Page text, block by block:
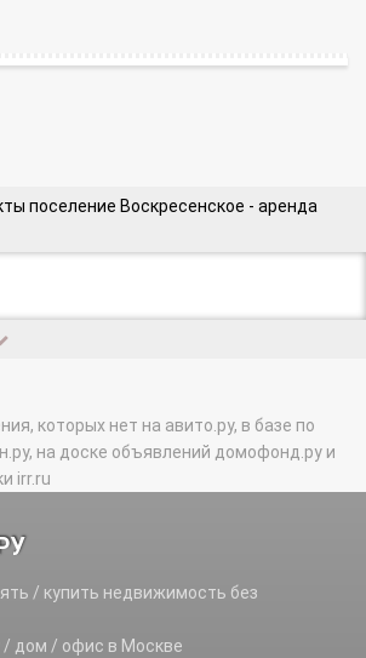
поселение Воскресенское - аренда
Воскресенское п.
которых нет на авито.ру, в базе по
на доске объявлений домофонд.ру и
irr.ru
/ купить недвижимость без
/ дом / офис в Москве